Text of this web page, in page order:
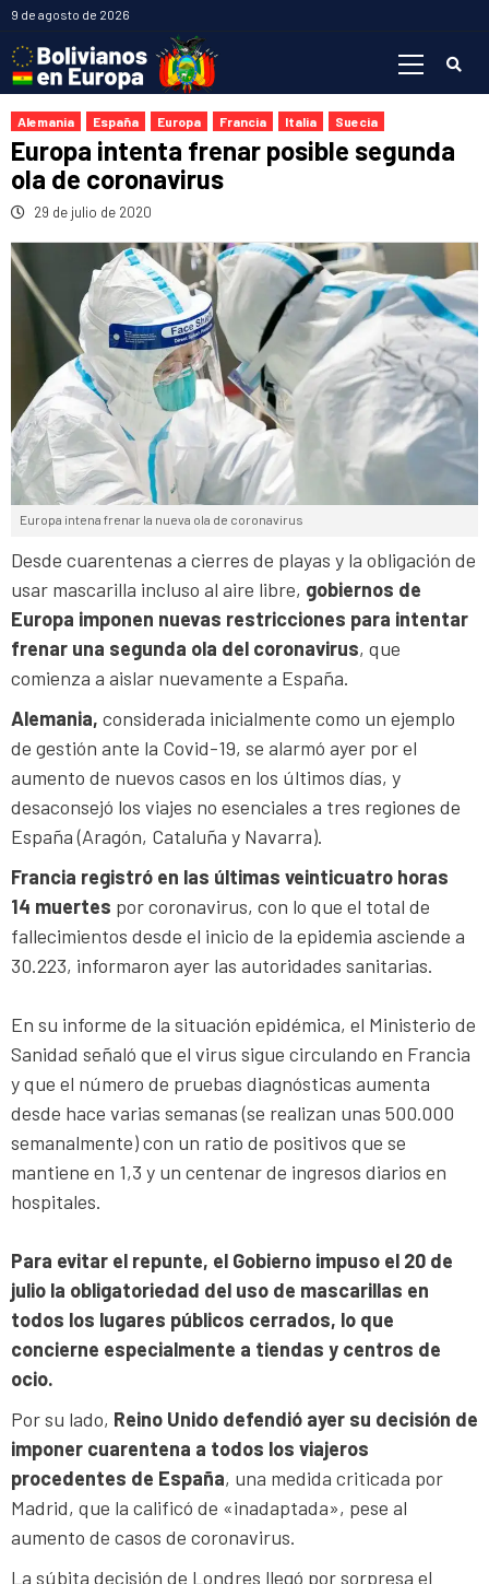
Saltar
contenido
9 de agosto de 2026
Alemania España Europa Francia Italia Suecia
Europa intenta frenar posible segunda
ola de coronavirus
29 de julio de 2020
Europa intena frenar la nueva ola de coronavirus
Desde cuarentenas a cierres de playas y la obligación de
usar mascarilla incluso al aire libre, gobiernos de
Europa imponen nuevas restricciones para intentar
frenar una segunda ola del coronavirus, que
comienza a aislar nuevamente a España.
Alemania, considerada inicialmente como un ejemplo
de gestión ante la Covid-19, se alarmó ayer por el
aumento de nuevos casos en los últimos días, y
desaconsejó los viajes no esenciales a tres regiones de
España (Aragón, Cataluña y Navarra).
Francia registró en las últimas veinticuatro horas
14 muertes por coronavirus, con lo que el total de
fallecimientos desde el inicio de la epidemia asciende a
30.223, informaron ayer las autoridades sanitarias.
En su informe de la situación epidémica, el Ministerio de
Sanidad señaló que el virus sigue circulando en Francia
y que el número de pruebas diagnósticas aumenta
desde hace varias semanas (se realizan unas 500.000
semanalmente) con un ratio de positivos que se
mantiene en 1,3 y un centenar de ingresos diarios en
hospitales.
Para evitar el repunte, el Gobierno impuso el 20 de
julio la obligatoriedad del uso de mascarillas en
todos los lugares públicos cerrados, lo que
concierne especialmente a tiendas y centros de
ocio.
Por su lado, Reino Unido defendió ayer su decisión de
imponer cuarentena a todos los viajeros
procedentes de España, una medida criticada por
Madrid, que la calificó de «inadaptada», pese al
aumento de casos de coronavirus.
La súbita decisión de Londres llegó por sorpresa el